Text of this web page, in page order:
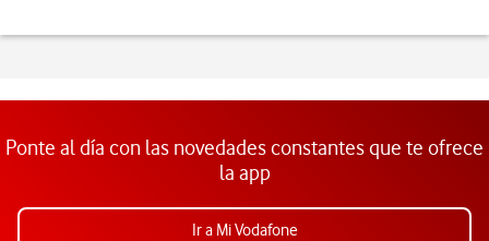
Ponte al día con las novedades constantes que te ofrece
la app
Ir a Mi Vodafone